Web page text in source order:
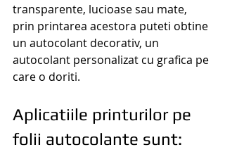
transparente, lucioase sau mate,
prin printarea acestora puteti obtine
un autocolant decorativ, un
autocolant personalizat cu grafica pe
care o doriti.
Aplicatiile printurilor pe
folii autocolante sunt: